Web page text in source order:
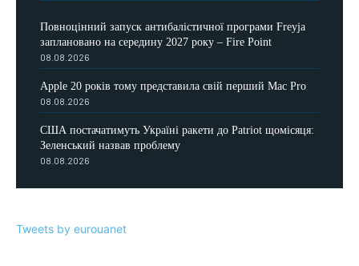
Повноцінний запуск антибалістичної програми Freyja
заплановано на середину 2027 року – Fire Point
08.08.2026
Apple 20 років тому представила свій перший Mac Pro
08.08.2026
США постачатимуть Україні ракети до Patriot щомісяця:
Зеленський назвав проблему
08.08.2026
Tweets by eurouanet